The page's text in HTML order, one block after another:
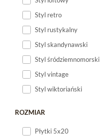
Styl retro
Styl rustykalny
Styl skandynawski
Styl śródziemnomorski
Styl vintage
Styl wiktoriański
ROZMIAR
Płytki 5x20